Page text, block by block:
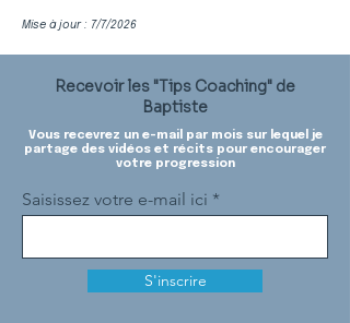
Mise à jour : 7/7/2026
Recevoir les "Tips Coaching" de
Baptiste
Vous recevrez un e-mail par mois sur lequel je
partage des vidéos et récits pour encourager
votre progression
Saisissez votre e-mail ici
S'inscrire